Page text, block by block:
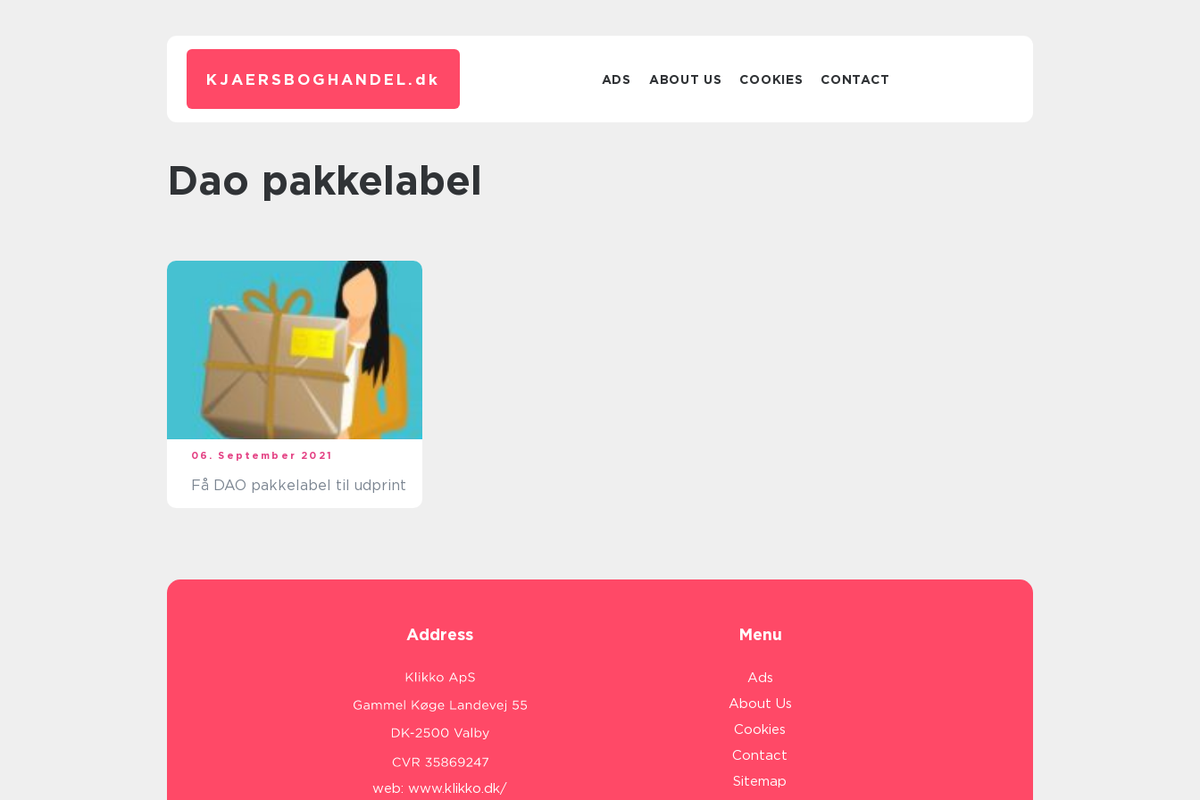
KJAERSBOGHANDEL. dk ADS ABOUT US COOKIES CONTACT
dao pakkelabel
06. September 2021
Få DAO pakkelabel til udprint
Address
web:www.klikko.dk/
Menu
Ads
About Us
Cookies
Contact
Sitemap